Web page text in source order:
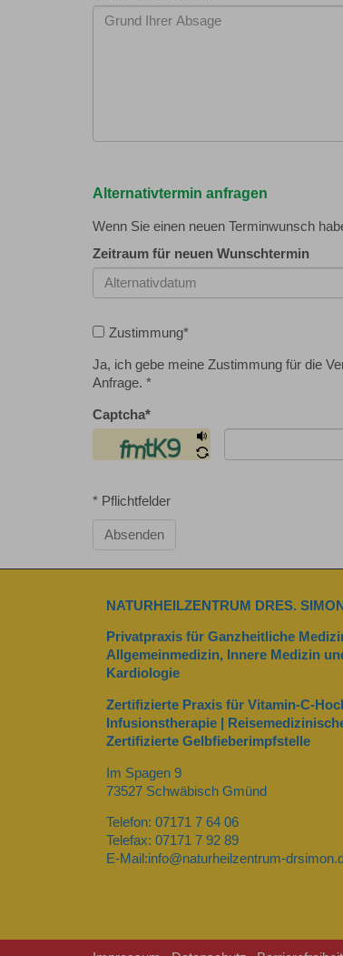
Alternativtermin anfragen
Wenn Sie einen neuen Terminwunsch
Zeitraum für neuen Wunschtermin
Zustimmung*
Ja, ich gebe meine Zustimmung für die
Anfrage. *
Captcha*
* Pflichtfelder
Absenden
NATURHEILZENTRUM DRES.
Privatpraxis für Ganzheitliche
Allgemeinmedizin, Innere Medizin
Kardiologie
Zertifizierte Praxis für Vitamin-C-
Infusionstherapie |
Zertifizierte Gelbfieberimpfstelle
Im Spagen 9
73527 Schwäbisch Gmünd
Telefon: 07171 7 64 06
Telefax: 07171 7 92 89
E-Mail:info@naturheilzentrum-